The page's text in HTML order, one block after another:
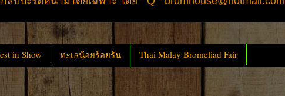
in Show ทะเลน้อยร้อยรัน Thai Malay Bromeliad Fair